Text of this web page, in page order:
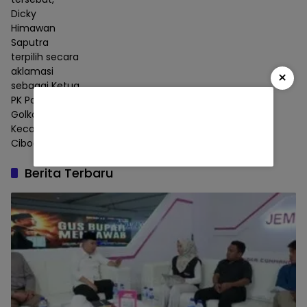
Dicky
Himawan
Saputra
terpilih secara
aklamasi
sebagai Ketua
PK Partai
Golkar
Kecamatan
Cibodas.
Berita Terbaru
×